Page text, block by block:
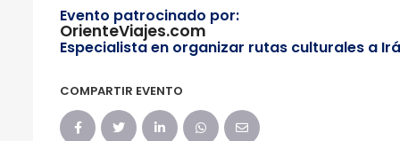
Evento patrocinado por:
OrienteViajes.com
Especialista en organizar rutas culturales a
COMPARTIR EVENTO